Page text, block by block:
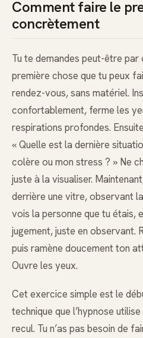
Comment faire le
concrètement
Tu te demandes peut-être par
première chose que tu peux
rendez-vous, sans matériel.
confortablement, ferme les
respirations profondes.
« Quelle est la dernière
colère ou mon stress ? » Ne
juste à la visualiser.
derrière une vitre, observant
vois la personne que tu étais,
jugement, juste en observant.
puis ramène doucement ton
Ouvre les yeux.
Cet exercice simple est le
technique que l’hypnose
recul. Tu n’as pas besoin de